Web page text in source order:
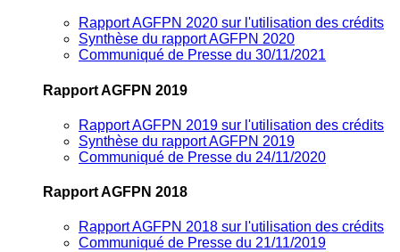
Rapport AGFPN 2020 sur l'utilisation des crédits
Synthèse du rapport AGFPN 2020
Communiqué de Presse du 30/11/2021
Rapport AGFPN 2019
Rapport AGFPN 2019 sur l'utilisation des crédits
Synthèse du rapport AGFPN 2019
Communiqué de Presse du 24/11/2020
Rapport AGFPN 2018
Rapport AGFPN 2018 sur l'utilisation des crédits
Communiqué de Presse du 21/11/2019